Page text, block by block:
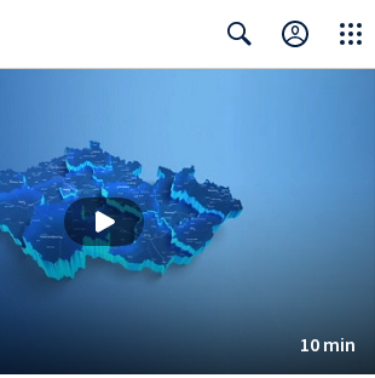
10 min